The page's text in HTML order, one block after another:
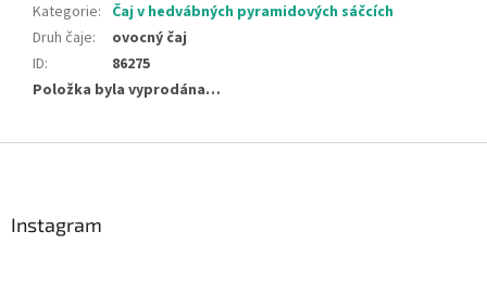
Kategorie: Čaj v hedvábných pyramidových sáčcích
Druh čaje:
ovocný čaj
ID:
86275
Položka byla vyprodána…
Instagram